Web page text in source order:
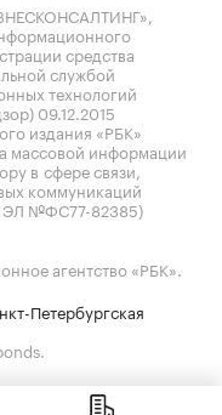
средства
службой
технологий
09.12.2015
издания «РБК»
массовой информации
в сфере связи,
коммуникаций
ЭЛ №ФС77-82385)
агентство «РБК».
Петербургская